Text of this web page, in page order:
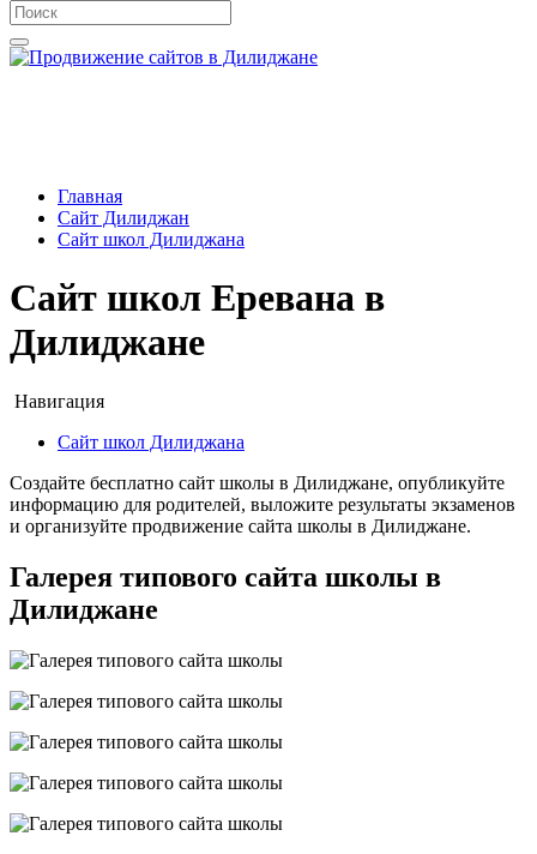
Главная
Сайт Дилиджан
Сайт школ Дилиджана
Сайт школ Еревана в
Дилиджане
Навигация
Сайт школ Дилиджана
Создайте бесплатно сайт школы в Дилиджане, опубликуйте
информацию для родителей, выложите результаты экзаменов
и организуйте продвижение сайта школы в Дилиджане.
Галерея типового сайта школы в
Дилиджане